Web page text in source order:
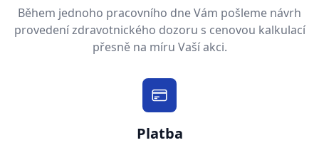
Během jednoho pracovního dne Vám pošleme návrh
provedení zdravotnického dozoru s cenovou kalkulací
přesně na míru Vaší akci.
Platba